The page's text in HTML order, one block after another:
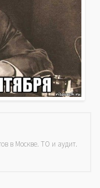
в Москве. ТО и аудит.